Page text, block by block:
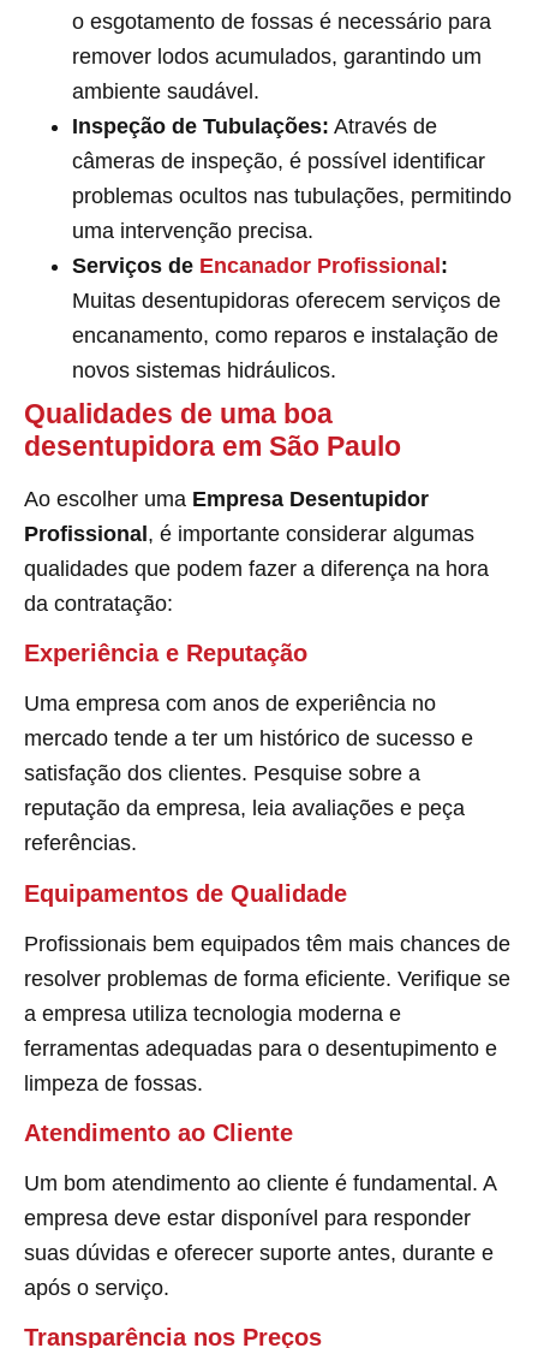
o esgotamento de fossas é necessário para
remover lodos acumulados, garantindo um
ambiente saudável.
Inspeção de Tubulações: Através de
câmeras de inspeção, é possível identificar
problemas ocultos nas tubulações, permitindo
uma intervenção precisa.
Serviços de Encanador Profissional:
Muitas desentupidoras oferecem serviços de
encanamento, como reparos e instalação de
novos sistemas hidráulicos.
Qualidades de uma boa
desentupidora em São Paulo
Ao escolher uma Empresa Desentupidor
Profissional, é importante considerar algumas
qualidades que podem fazer a diferença na hora
da contratação:
Experiência e Reputação
Uma empresa com anos de experiência no
mercado tende a ter um histórico de sucesso e
satisfação dos clientes. Pesquise sobre a
reputação da empresa, leia avaliações e peça
referências.
Equipamentos de Qualidade
Profissionais bem equipados têm mais chances de
resolver problemas de forma eficiente. Verifique se
a empresa utiliza tecnologia moderna e
ferramentas adequadas para o desentupimento e
limpeza de fossas.
Atendimento ao Cliente
Um bom atendimento ao cliente é fundamental. A
empresa deve estar disponível para responder
suas dúvidas e oferecer suporte antes, durante e
após o serviço.
Transparência nos Preços